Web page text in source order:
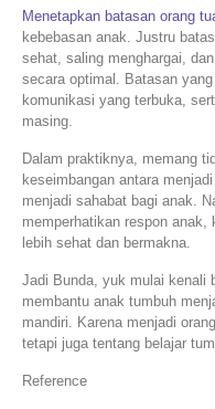
Menetapkan batasan orang
kebebasan anak. Justru
sehat, saling menghargai,
secara optimal. Batasan
komunikasi yang terbuka,
masing.
Dalam praktiknya, memang
keseimbangan antara
menjadi sahabat bagi anak.
memperhatikan respon
lebih sehat dan bermakna.
Jadi Bunda, yuk mulai kenali
membantu anak tumbuh
mandiri. Karena menjadi
tetapi juga tentang belajar
Reference